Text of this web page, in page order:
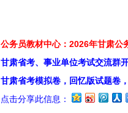
公务员教材中心：2026年甘肃公
甘肃省考、事业单位考试交流群
甘肃省考模拟卷，回忆版试题卷
点击分享此信息：